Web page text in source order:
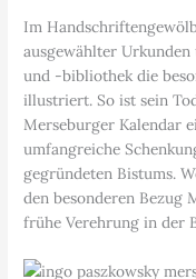
Im
ausgewählter
und -bibliothek die
illustriert. So ist sein
Merseburger Kalendar
umfangreiche
gegründeten Bistums.
den besonderen Bezug
frühe Verehrung in der